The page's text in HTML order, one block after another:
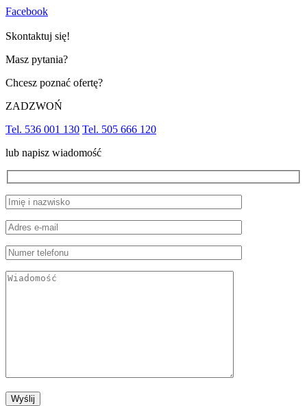
Facebook
Skontaktuj się!
Masz pytania?
Chcesz poznać ofertę?
ZADZWOŃ
Tel. 536 001 130 Tel. 505 666 120
lub napisz wiadomość